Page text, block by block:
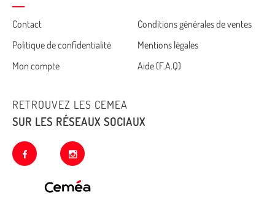
Cemea
footer
Contact
Conditions générales de ventes
Politique de confidentialité
Mentions légales
Mon compte
Aide (F.A.Q)
RETROUVEZ LES CEMEA
SUR LES RÉSEAUX SOCIAUX
facebook instagram